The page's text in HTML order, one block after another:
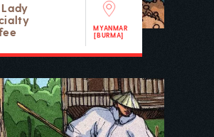
MYANMAR
[BURMA]